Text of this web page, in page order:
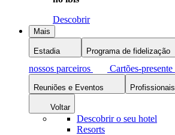
Descobrir
Mais
Estadia Programa de fidelização
nossos parceiros
Cartões-presente
Reuniões e Eventos Profissionais
Voltar
Descobrir o seu hotel
Resorts